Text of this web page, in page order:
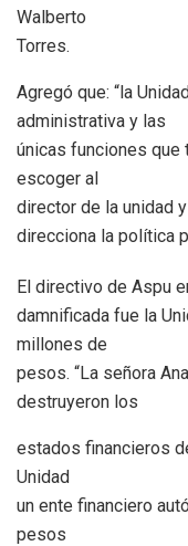
Walberto
Torres.
Agregó que: “la
administrativa y las
únicas funciones que
escoger al
director de la unidad
direcciona la política
El directivo de Aspu
damnificada fue la
millones de
pesos. “La señora
destruyeron los
estados financieros
Unidad
un ente financiero
pesos